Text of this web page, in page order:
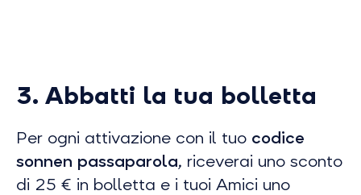
3. Abbatti la tua bolletta
Per ogni attivazione con il tuo codice
sonnen passaparola, riceverai uno sconto
di 25 € in bolletta e i tuoi Amici uno